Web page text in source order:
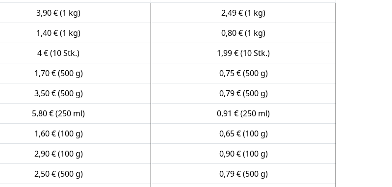
3,90 € (1 kg)
2,49 € (1 kg)
1,40 € (1 kg)
0,80 € (1 kg)
4 € (10 Stk.)
1,99 € (10 Stk.)
1,70 € (500 g)
0,75 € (500 g)
3,50 € (500 g)
0,79 € (500 g)
5,80 € (250 ml)
0,91 € (250 ml)
1,60 € (100 g)
0,65 € (100 g)
2,90 € (100 g)
0,90 € (100 g)
2,50 € (500 g) 0,79 € (500 g)